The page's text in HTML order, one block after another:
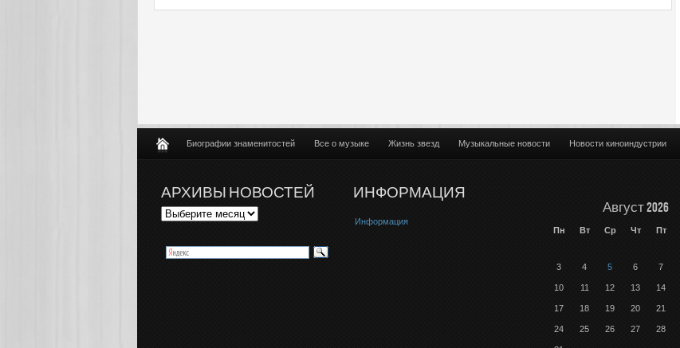
Биографии знаменитостей Все о музыке Жизнь звезд Музыкальные новости Новости киноиндустрии
АРХИВЫ НОВОСТЕЙ ИНФОРМАЦИЯ
Информация
Август 2026
Пн Вт Ср Чт Пт
3 4 5 6 7
10 11 12 13 14
17 18 19 20 21
24 25 26 27 28